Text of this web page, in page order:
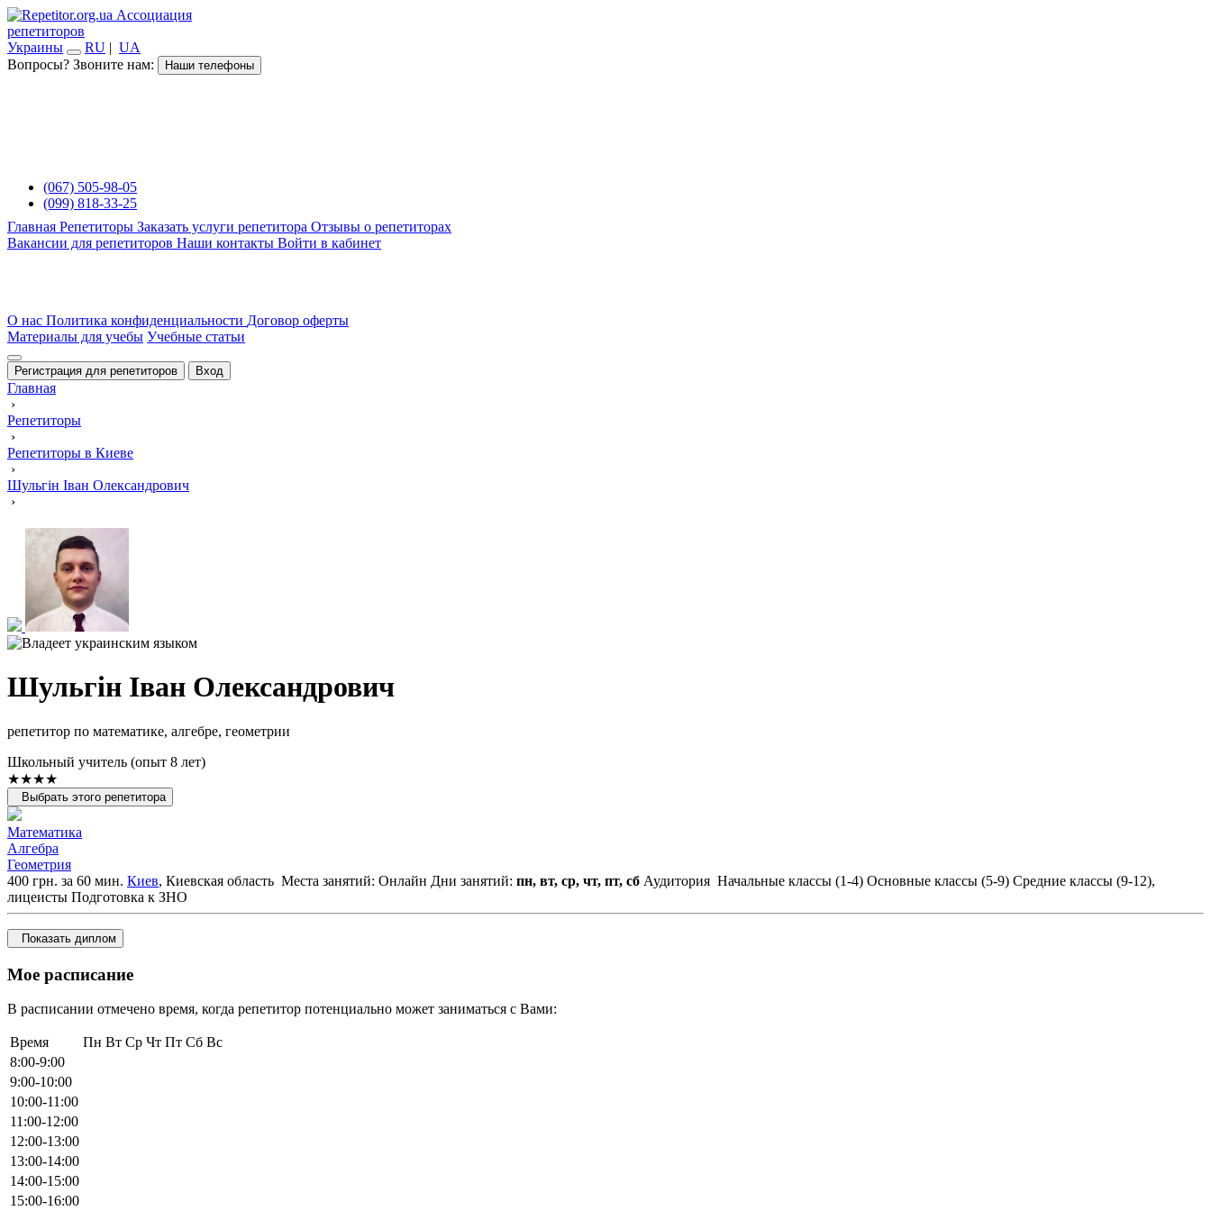
Ассоциация
репетиторов
Украины
RU | UA
Вопросы? Звоните нам:
Наши телефоны
(067) 505-98-05
(099) 818-33-25
Главная Репетиторы Заказать услуги репетитора Отзывы о репетиторах
Вакансии для репетиторов Наши контакты Войти в кабинет
О нас Политика конфиденциальности Договор оферты
Материалы для учебы Учебные статьи
Регистрация для репетиторов Вход
Главная
›
Репетиторы
›
Репетиторы в Киеве
›
Шульгін Іван Олександрович
›
Шульгін Іван Олександрович
репетитор по математике, алгебре, геометрии
Школьный учитель (опыт 8 лет)
★★★★
Выбрать этого репетитора
Математика
Алгебра
Геометрия
400 грн. за 60 мин. Киев, Киевская область Места занятий: Онлайн Дни занятий: пн, вт, ср, чт, пт, сб Аудитория Начальные классы (1-4) Основные классы (5-9) Средние классы (9-12),
лицеисты Подготовка к ЗНО
Показать диплом
Мое расписание
В расписании отмечено время, когда репетитор потенциально может заниматься с Вами:
Время Пн Вт Ср Чт Пт Сб Вс
8:00-9:00
9:00-10:00
10:00-11:00
11:00-12:00
12:00-13:00
13:00-14:00
14:00-15:00
15:00-16:00